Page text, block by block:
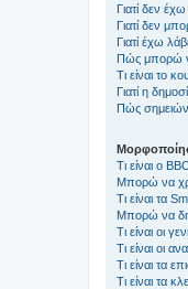
Γιατί δεν
Γιατί δεν
Γιατί έχω
Πώς μπορώ
Τι είναι το
Γιατί η
Πώς
Τι είναι ο
Μπορώ να
Τι είναι τα
Μπορώ να
Τι είναι οι
Τι είναι οι
Τι είναι τα
Τι είναι τα